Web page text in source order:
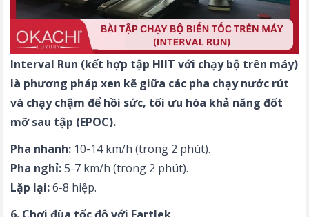
Interval Run (kết hợp tập HIIT với chạy bộ trên máy)
là phương pháp xen kẽ giữa các pha chạy nước rút
và chạy chậm để hồi sức, tối ưu hóa khả năng đốt
mỡ sau tập (EPOC).
Pha nhanh: 10-14 km/h (trong 2 phút).
Pha nghỉ:5-7 km/h (trong 2 phút).
Lặp lại:6-8 hiệp.
6. Chơi đùa tốc độ với Fartlek